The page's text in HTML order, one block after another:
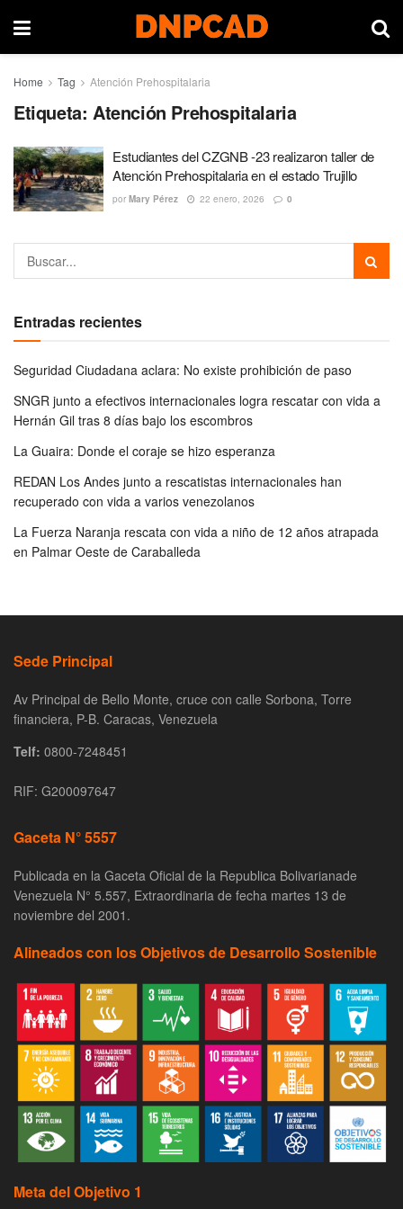
Home Tag Atención Prehospitalaria
Etiqueta: Atención Prehospitalaria
Estudiantes del CZGNB -23 realizaron taller de
Atención Prehospitalaria en el estado Trujillo
por Mary Pérez 22 enero, 2026 0
Entradas recientes
Seguridad Ciudadana aclara: No existe prohibición de paso
SNGR junto a efectivos internacionales logra rescatar con vida a
Hernán Gil tras 8 días bajo los escombros
La Guaira: Donde el coraje se hizo esperanza
REDAN Los Andes junto a rescatistas internacionales han
recuperado con vida a varios venezolanos
La Fuerza Naranja rescata con vida a niño de 12 años atrapada
en Palmar Oeste de Caraballeda
Sede Principal
Av Principal de Bello Monte, cruce con calle Sorbona, Torre
financiera, P-B. Caracas, Venezuela
Telf: 0800-7248451
RIF: G200097647
Gaceta N° 5557
Publicada en la Gaceta Oficial de la Republica Bolivarianade
Venezuela N° 5.557, Extraordinaria de fecha martes 13 de
noviembre del 2001.
Alineados con los Objetivos de Desarrollo Sostenible
Meta del Objetivo 1